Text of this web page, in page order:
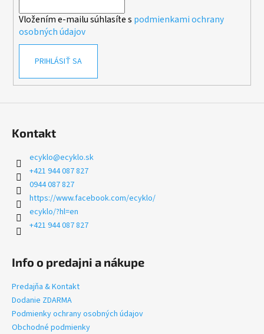
Vložením e-mailu súhlasíte s podmienkami ochrany
osobných údajov
PRIHLÁSIŤ SA
Kontakt
ecyklo@ecyklo.sk
+421 944 087 827
0944 087 827
https://www.facebook.com/ecyklo/
ecyklo/?hl=en
+421 944 087 827
Info o predajni a nákupe
Predajňa & Kontakt
Dodanie ZDARMA
Podmienky ochrany osobných údajov
Obchodné podmienky